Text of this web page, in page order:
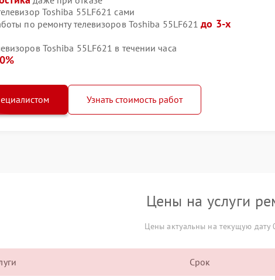
Toshiba 55LF621 сами
по ремонту телевизоров Toshiba 55LF621до 3-х
Toshiba 55LF621 в течении часа
Узнать стоимость работ
Цены на услуги
Цены актуальны на текущую дату
Срок